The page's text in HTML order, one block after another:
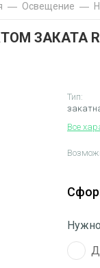
Освещение
ЗАКАТА
Тип:
Все